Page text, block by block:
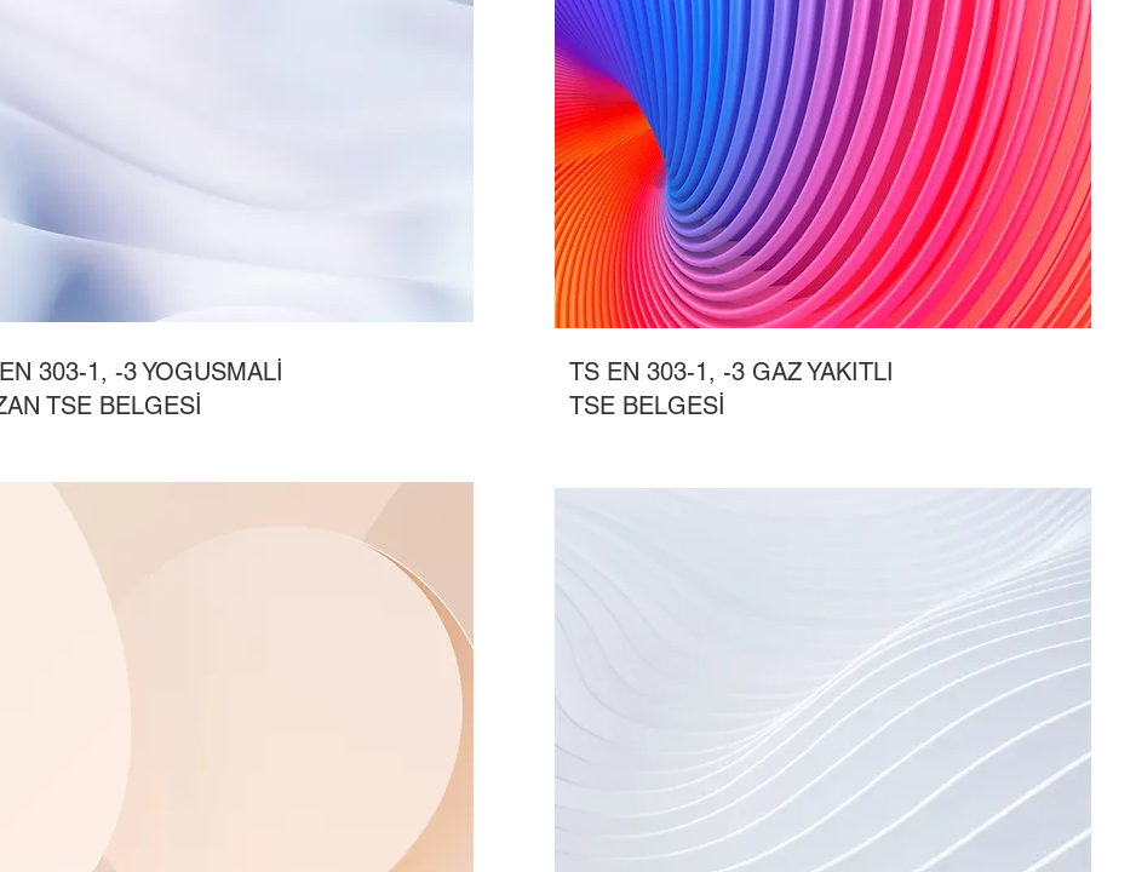
303-1, -3 YOGUSMALİ
TSE BELGESİ
TS EN 303-1, -3 GAZ YAKITLI
TSE BELGESİ